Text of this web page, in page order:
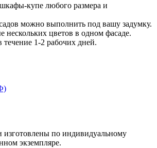
купе любого размера и
можно выполнить под вашу задумку.
нескольких цветов в одном фасаде.
течение 1-2 рабочих дней.
изготовлены по индивидуальному
экземпляре.